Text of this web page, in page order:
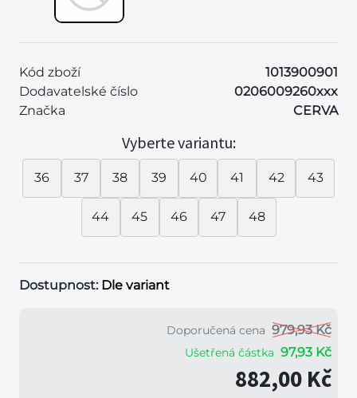
Kód zboží
1013900901
Dodavatelské číslo
0206009260xxx
Značka
CERVA
Vyberte variantu:
36 37 38 39 40 41 42 43
44 45 46 47 48
Dostupnost: Dle variant
Doporučená cena 979,93 Kč
Ušetřená částka 97,93 Kč
882,00 Kč